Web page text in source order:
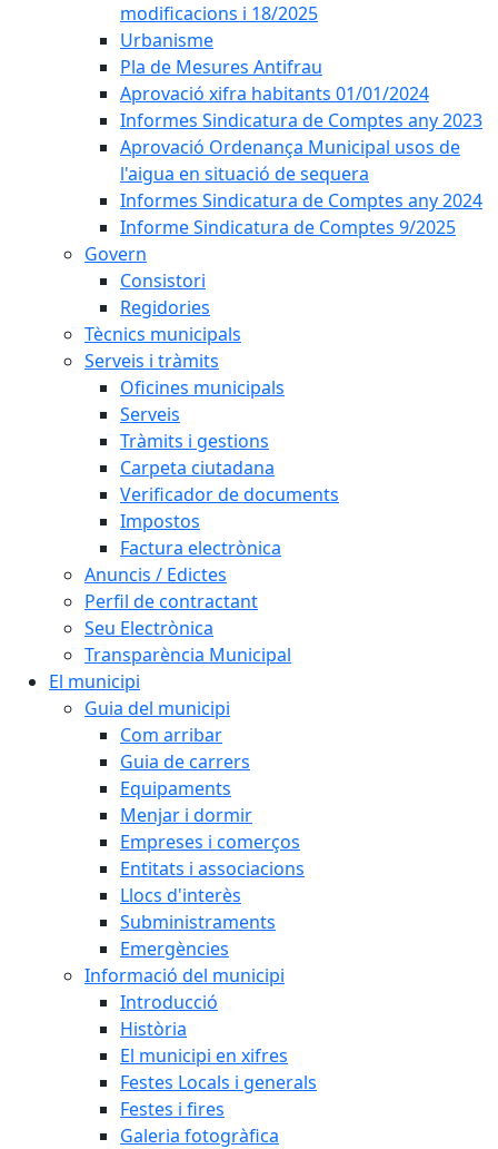
modificacions i 18/2025
Urbanisme
Pla de Mesures Antifrau
Aprovació xifra habitants 01/01/2024
Informes Sindicatura de Comptes any 2023
Aprovació Ordenança Municipal usos de
l'aigua en situació de sequera
Informes Sindicatura de Comptes any 2024
Informe Sindicatura de Comptes 9/2025
Govern
Consistori
Regidories
Tècnics municipals
Serveis i tràmits
Oficines municipals
Serveis
Tràmits i gestions
Carpeta ciutadana
Verificador de documents
Impostos
Factura electrònica
Anuncis / Edictes
Perfil de contractant
Seu Electrònica
Transparència Municipal
El municipi
Guia del municipi
Com arribar
Guia de carrers
Equipaments
Menjar i dormir
Empreses i comerços
Entitats i associacions
Llocs d'interès
Subministraments
Emergències
Informació del municipi
Introducció
Història
El municipi en xifres
Festes Locals i generals
Festes i fires
Galeria fotogràfica